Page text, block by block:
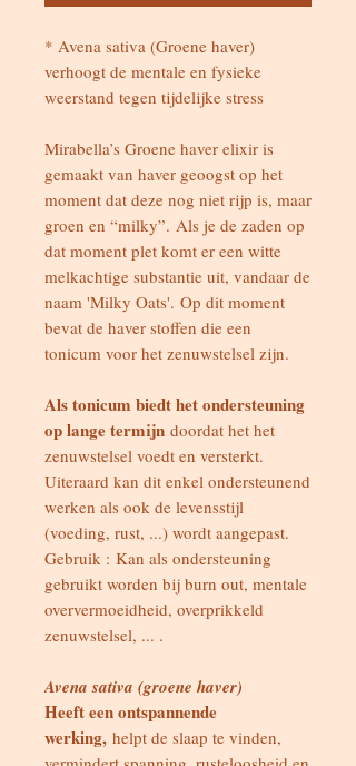
* Avena sativa (Groene haver)
verhoogt de mentale en fysieke
weerstand tegen tijdelijke stress
Mirabella’s Groene haver elixir is
gemaakt van haver geoogst op het
moment dat deze nog niet rijp is, maar
groen en “milky”. Als je de zaden op
dat moment plet komt er een witte
melkachtige substantie uit, vandaar de
naam 'Milky Oats'. Op dit moment
bevat de haver stoffen die een
tonicum voor het zenuwstelsel zijn.
Als tonicum biedt het ondersteuning
op lange termijn doordat het het
zenuwstelsel voedt en versterkt.
Uiteraard kan dit enkel ondersteunend
werken als ook de levensstijl
(voeding, rust, ...) wordt aangepast.
Gebruik : Kan als ondersteuning
gebruikt worden bij burn out, mentale
oververmoeidheid, overprikkeld
zenuwstelsel, ... .
Avena sativa (groene haver)
Heeft een ontspannende
werking, helpt de slaap te vinden,